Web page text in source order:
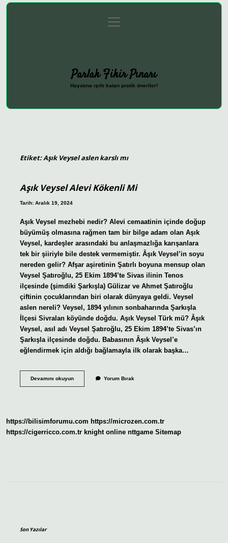
Gizlilik Politikası
menüyü
aç
Parlak Fikir Pınarı
Hayatına ışıltı katan pratik öneriler!
Etiket:Aşık Veysel aslen karslı mı
Aşık Veysel Alevi Kökenli Mi
Tarih: Aralık 19, 2024
Aşık Veysel mezhebi nedir? Alevi cemaatinin içinde doğup
büyümüş olmasına rağmen tam bir bilge adam olan Aşık
Veysel, kardeşler arasındaki bu anlaşmazlığa karışanlara
tek bir şiiriyle bile destek vermemiştir. Âşık Veysel’in soyu
nereden gelir? Afşar aşiretinin Şatırlı boyuna mensup olan
Veysel Şatıroğlu, 25 Ekim 1894’te Sivas ilinin Tenos
ilçesinde (şimdiki Şarkışla) Gülizar ve Ahmet Şatıroğlu
çiftinin çocuklarından biri olarak dünyaya geldi. Veysel
aslen nereli? Veysel, 1894 yılının sonbaharında Şarkışla
İlçesi Sivralan köyünde doğdu. Aşık Veysel Türk mü? Âşık
Veysel, asıl adı Veysel Şatıroğlu, 25 Ekim 1894’te Sivas’ın
Şarkışla ilçesinde doğdu. Babasının Âşık Veysel’e
eğlendirmek için aldığı bağlamayla ilk olarak başka…
Devamını okuyunAşık
Yorum Bırak
https://bilisimforumu.com https://microzen.com.tr
https://cigerricco.com.tr knight online nttgame Sitemap
Son Yazılar